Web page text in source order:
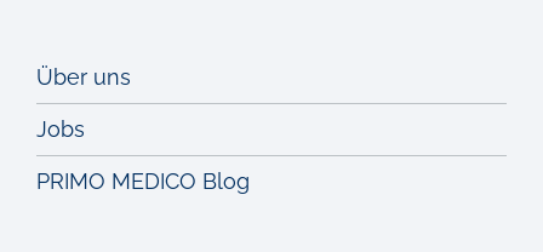
Über uns
Jobs
PRIMO MEDICO Blog